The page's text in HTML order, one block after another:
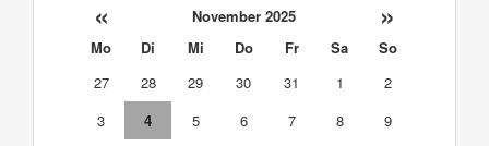
« November 2025 »
Mo Di Mi Do Fr Sa
So
27
28 29 30 31 1
2
3
4 5 6 7 8
9